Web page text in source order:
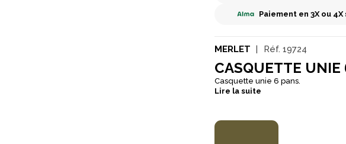
Paiement en 3X ou
MERLET Réf. 19724
CASQUETTE UNIE
Casquette unie 6 pans.
Lire la suite